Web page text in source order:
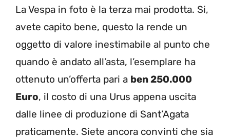
La Vespa in foto è la terza mai prodotta. Si,
avete capito bene, questo la rende un
oggetto di valore inestimabile al punto che
quando è andato all’asta, l’esemplare ha
ottenuto un’offerta pari a ben 250.000
Euro, il costo di una Urus appena uscita
dalle linee di produzione di Sant’Agata
praticamente. Siete ancora convinti che sia